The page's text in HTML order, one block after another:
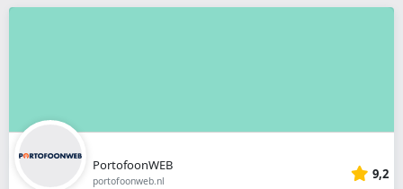
PortofoonWEB
portofoonweb.nl 9,2